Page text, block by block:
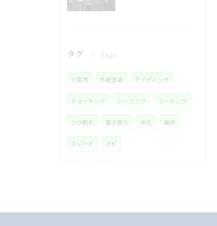
タグ Tags
千葉市 外壁塗装 サイディング
チョーキング シーリング コーキング
ひび割れ 葺き替え 劣化 補修
スレート カビ